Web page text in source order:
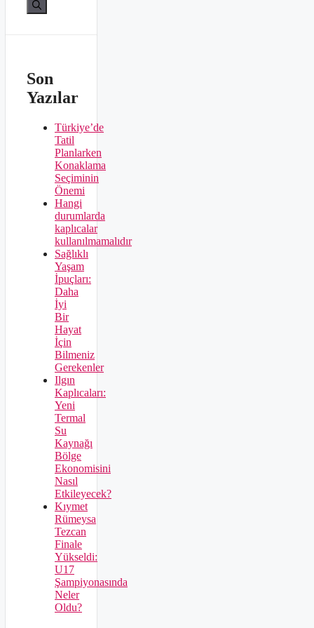
Son
Yazılar
Türkiye’de
Tatil
Planlarken
Konaklama
Seçiminin
Önemi
Hangi
durumlarda
kaplıcalar
kullanılmamalıdır
Sağlıklı
Yaşam
İpuçları:
Daha
İyi
Bir
Hayat
İçin
Bilmeniz
Gerekenler
Ilgın
Kaplıcaları:
Yeni
Termal
Su
Kaynağı
Bölge
Ekonomisini
Nasıl
Etkileyecek?
Kıymet
Rümeysa
Tezcan
Finale
Yükseldi:
U17
Şampiyonasında
Neler
Oldu?